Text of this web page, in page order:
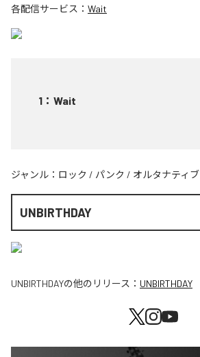
各配信サービス： Wait
1 ： Wait
ジャンル： ロック / パンク / オルタナティブ
UNBIRTHDAY
UNBIRTHDAYの他のリリース： UNBIRTHDAY